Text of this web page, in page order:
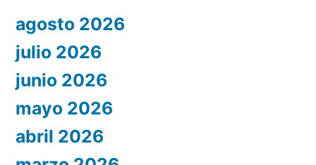
agosto 2026
julio 2026
junio 2026
mayo 2026
abril 2026